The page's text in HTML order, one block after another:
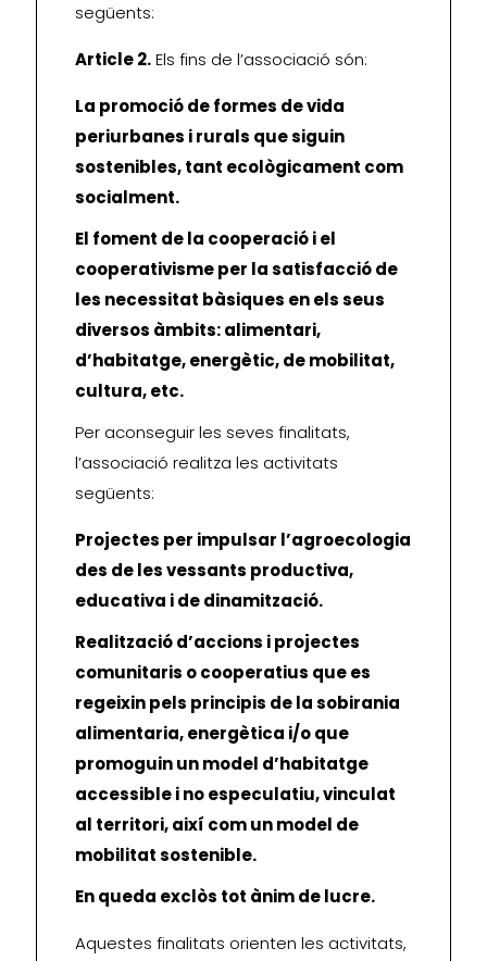
següents:
Article 2.Els fins de l’associació són:
La promoció de formes de vida
periurbanes i rurals que siguin
sostenibles, tant ecològicament com
socialment.
El foment de la cooperació i el
cooperativisme per la satisfacció de
les necessitat bàsiques en els seus
diversos àmbits: alimentari,
d’habitatge, energètic, de mobilitat,
cultura, etc.
Per aconseguir les seves finalitats,
l’associació realitza les activitats
següents:
Projectes per impulsar l’agroecologia
des de les vessants productiva,
educativa i de dinamització.
Realització d’accions i projectes
comunitaris o cooperatius que es
regeixin pels principis de la sobirania
alimentaria, energètica i/o que
promoguin un model d’habitatge
accessible i no especulatiu, vinculat
al territori, així com un model de
mobilitat sostenible.
En queda exclòs tot ànim de lucre.
Aquestes finalitats orienten les activitats,